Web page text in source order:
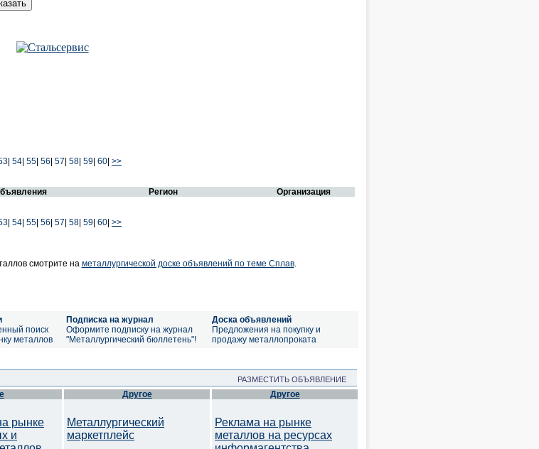
54 55 56 57 58 59 60 >>
Регион Организация
54 55 56 57 58 59 60 >>
смотрите на металлургической доске объявлений по теме Сплав.
поиск
металлов
Подписка на журнал
Оформите подписку на журнал
"Металлургический бюллетень"!
Доска объявлений
Предложения на покупку и
продажу металлопроката
РАЗМЕСТИТЬ ОБЪЯВЛЕНИЕ
рынке
и
Другое
Металлургический
маркетплейс
Другое
Реклама на рынке
металлов на ресурсах